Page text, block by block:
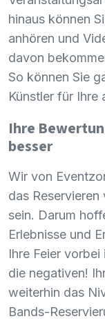
hinaus können
anhören und
davon
So können Sie
Künstler für Ihre
Ihre
besser
Wir von
das
sein. Darum
Erlebnisse und
Ihre Feier
die negativen!
weiterhin das
Bands-